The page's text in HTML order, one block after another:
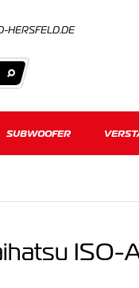
HERSFELD.DE
Kategorien
SUBWOOFER
ISO-